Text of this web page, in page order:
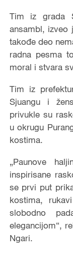
Tim iz grada
ansambl, izveo
takođe deo
radna pesma
moral i stvara
Tim iz
Sjuangu i
privukle su
u okrugu
kostima.
„Paunove
inspirisane
se prvi put
kostima,
slobodno
elegancijom“,
Ngari.